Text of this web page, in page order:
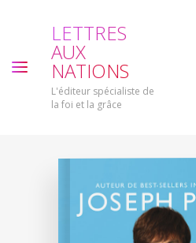
LETTRES
AUX
NATIONS
L'éditeur spécialiste de
la foi et la grâce